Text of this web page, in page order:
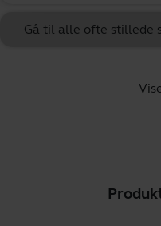
Gå til alle ofte stillede